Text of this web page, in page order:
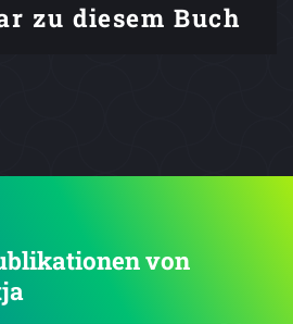
zu diesem Buch
von